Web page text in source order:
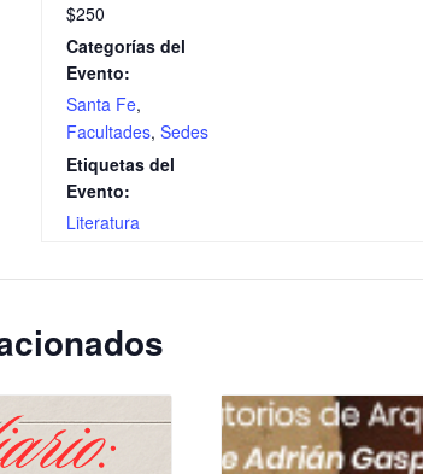
$250
Categorías del
Evento:
Santa Fe,
Facultades, Sedes
Etiquetas del
Evento:
Literatura